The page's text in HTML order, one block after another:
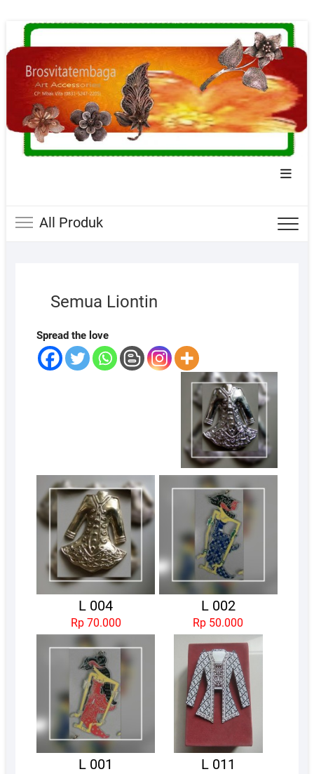
Skip
to
content
All Produk
Semua Liontin
Spread the love
L 004
Rp 70.000
L 002
Rp 50.000
L 001 L 011